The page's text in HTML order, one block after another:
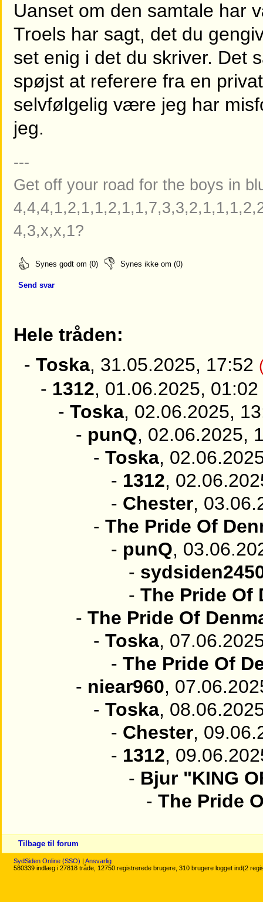
Uanset om den samtale har
Troels har sagt, det du
set enig i det du skriver. Det
spøjst at referere fra en
selvfølgelig være jeg har
jeg.
---
Get off your road for the boys in
4,3,x,x,1?
Synes godt om (0) Synes ikke om (0)
Send svar
Hele tråden:
- Toska, 31.05.2025, 17:52
- 1312, 01.06.2025, 01:02
- Toska, 02.06.2025,
- punQ, 02.06.2025,
- Toska,
- 1312,
- Chester,
- The Pride Of
- punQ,
-
- The Pride Of
- The Pride Of
- Toska,
- The Pride Of
- niear960,
- Toska,
- Chester,
- 1312,
- Bjur "KING
- The Pride
Tilbage til forum
SydSiden Online (SSO) | Ansvarlig
580339 indlæg i 27818 tråde, 12750 registrerede brugere, 310 brugere logget ind(2